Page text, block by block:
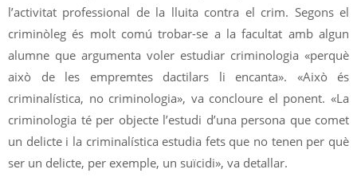
l’activitat professional de la lluita contra el crim. Segons el
criminòleg és molt comú trobar-se a la facultat amb algun
alumne que argumenta voler estudiar criminologia «perquè
això de les empremtes dactilars li encanta». «Això és
criminalística, no criminologia», va concloure el ponent. «La
criminologia té per objecte l’estudi d’una persona que comet
un delicte i la criminalística estudia fets que no tenen per què
ser un delicte, per exemple, un suïcidi», va detallar.